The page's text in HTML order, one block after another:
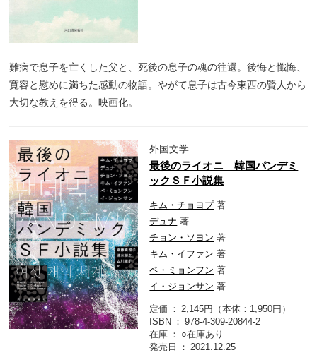
難病で息子を亡くした父と、死後の息子の魂の往還。後悔と懺悔、
寛容と慰めに満ちた感動の物語。やがて息子は古今東西の賢人から
大切な教えを得る。映画化。
外国文学
最後のライオニ 韓国パンデミ
ックＳＦ小説集
キム・チョヨプ著
デュナ 著
チョン・ソヨン 著
キム・イファン 著
ペ・ミョンフン 著
イ・ジョンサン 著
定価
2,145円（本体：1,950円）
ISBN
978-4-309-20844-2
在庫
○在庫あり
発売日
2021.12.25